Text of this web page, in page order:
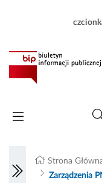
Strona
Zarządzenia